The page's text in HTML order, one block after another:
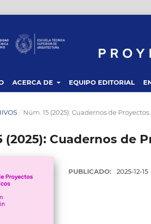
ACERCA DE EQUIPO EDITORIAL
/ Núm. 15 (2025): Cuadernos de
(2025): Cuadernos de
PUBLICADO: 2025-12-15